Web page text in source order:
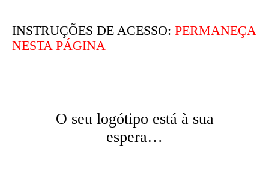
INSTRUÇÕES DE ACESSO: PERMANEÇA
NESTA PÁGINA
O seu logótipo está à sua
espera…